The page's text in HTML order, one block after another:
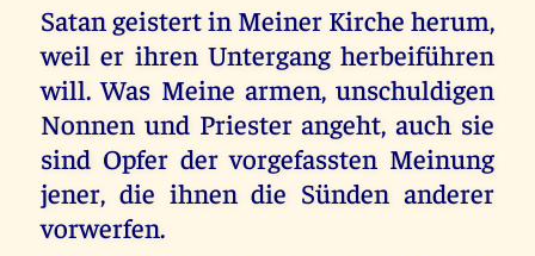
Satan geistert in Meiner Kirche herum,
weil er ihren Untergang herbeiführen
will. Was Meine armen, unschuldigen
Nonnen und Priester angeht, auch sie
sind Opfer der vorgefassten Meinung
jener, die ihnen die Sünden anderer
vorwerfen.